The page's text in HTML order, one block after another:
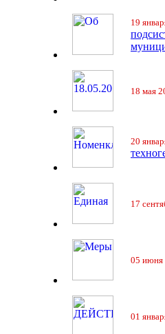
19
18 мая
20
17
05 июня
01